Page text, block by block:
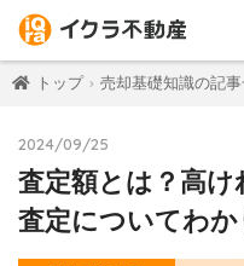
トップ 売却基礎知識の記事
2024/09/25
査定額とは？高
査定についてわ